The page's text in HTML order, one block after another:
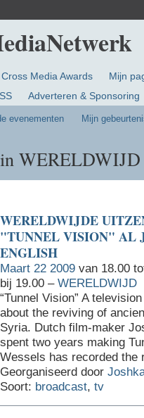
Cross Media Awards
Mijn
Adverteren & Sponsoring
evenementen Mijn
in
WERELDWIJDE
"TUNNEL VISION" AL
ENGLISH
Maart 22 2009van 18.00
bij 19.00 – WERELDWIJD
“Tunnel Vision” A
about the reviving of
Syria. Dutch film-maker
spent two years making
Wessels has recorded the
Georganiseerd door
Soort: broadcast, tv